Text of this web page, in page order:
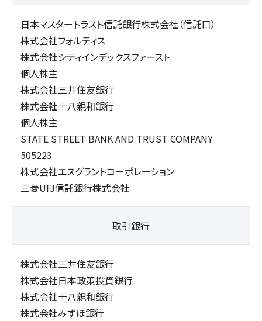
日本マスタートラスト信託銀行株式会社（信託口）
株式会社フォルティス
株式会社シティインデックスファースト
個人株主
株式会社三井住友銀行
株式会社十八親和銀行
個人株主
STATE STREET BANK AND TRUST COMPANY
505223
株式会社エスグラントコーポレーション
三菱UFJ信託銀行株式会社
取引銀行
株式会社三井住友銀行
株式会社日本政策投資銀行
株式会社十八親和銀行
株式会社みずほ銀行